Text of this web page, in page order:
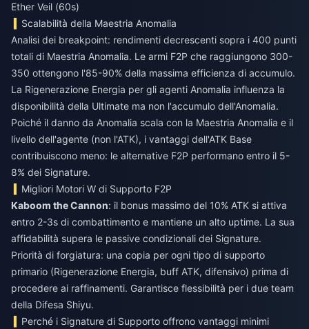
Ether Veil (60s)
Scalabilità della Maestria Anomalia
Analisi dei breakpoint: rendimenti decrescenti sopra i 400 punti
totali di Maestria Anomalia. Le armi F2P che raggiungono 300-
350 ottengono l'85-90% della massima efficienza di accumulo.
La Rigenerazione Energia per gli agenti Anomalia influenza la
disponibilità della Ultimate ma non l'accumulo dell'Anomalia.
Poiché il danno da Anomalia scala con la Maestria Anomalia e il
livello dell'agente (non l'ATK), i vantaggi dell'ATK Base
contribuiscono meno: le alternative F2P performano entro il 5-
8% dei Signature.
Migliori Motori W di Supporto F2P
Kaboom the Cannon: il bonus massimo del 10% ATK si attiva
entro 2-3s di combattimento e mantiene un alto uptime. La sua
affidabilità supera le passive condizionali dei Signature.
Priorità di forgiatura: una copia per ogni tipo di supporto
primario (Rigenerazione Energia, buff ATK, difensivo) prima di
procedere ai raffinamenti. Garantisce flessibilità per i due team
della Difesa Shiyu.
Perché i Signature di Supporto offrono vantaggi minimi